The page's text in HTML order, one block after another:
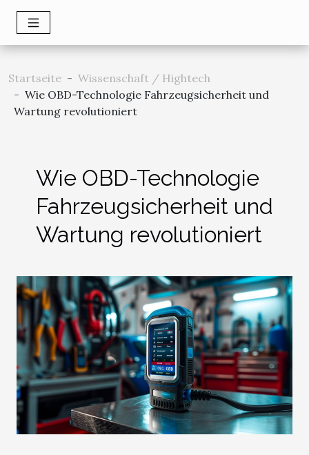
Startseite
Wissenschaft / Hightech
Wie OBD-Technologie Fahrzeugsicherheit und
Wartung revolutioniert
Wie OBD-Technologie
Fahrzeugsicherheit und
Wartung revolutioniert